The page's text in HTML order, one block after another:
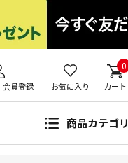
会員登録 お気に入り
0
カート
商品カテゴリ